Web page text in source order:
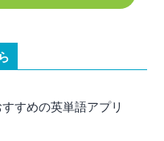
すすめの英単語アプリ